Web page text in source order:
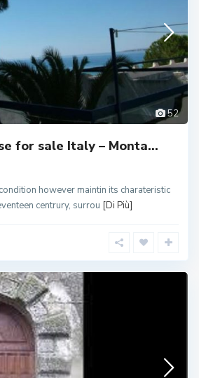
52
for sale Italy – Monta...
however maintin its charateristic
centrury, surrou [Di Più]